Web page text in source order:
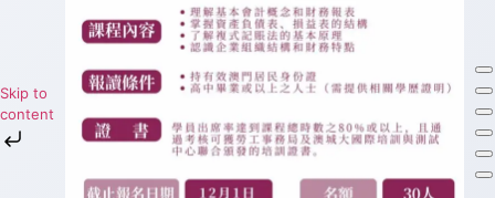
Skip to
content